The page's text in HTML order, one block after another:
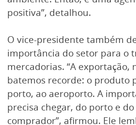
positiva”, detalhou.
O vice-presidente também
importância do setor para o
mercadorias. “A exportação,
batemos recorde: o produto
porto, ao aeroporto. A
precisa chegar, do porto e
comprador”, afirmou. Ele